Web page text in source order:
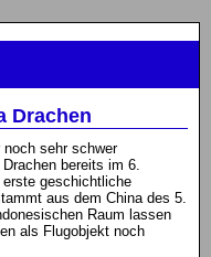
Drachen
noch sehr schwer
bereits im 6.
erste geschichtliche
aus dem China des 5.
Raum lassen
als Flugobjekt noch